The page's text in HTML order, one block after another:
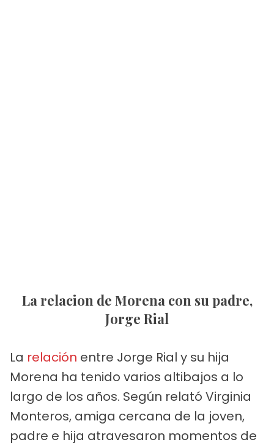
La relacion de Morena con su padre,
Jorge Rial
La relación entre Jorge Rial y su hija
Morena ha tenido varios altibajos a lo
largo de los años. Según relató Virginia
Monteros, amiga cercana de la joven,
padre e hija atravesaron momentos de